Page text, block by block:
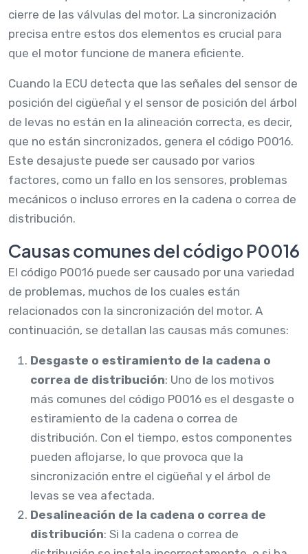
cierre de las válvulas del motor. La sincronización
precisa entre estos dos elementos es crucial para
que el motor funcione de manera eficiente.
Cuando la ECU detecta que las señales del sensor de
posición del cigüeñal y el sensor de posición del árbol
de levas no están en la alineación correcta, es decir,
que no están sincronizados, genera el código P0016.
Este desajuste puede ser causado por varios
factores, como un fallo en los sensores, problemas
mecánicos o incluso errores en la cadena o correa de
distribución.
Causas comunes del código P0016
El código P0016 puede ser causado por una variedad
de problemas, muchos de los cuales están
relacionados con la sincronización del motor. A
continuación, se detallan las causas más comunes:
Desgaste o estiramiento de la cadena o
correa de distribución: Uno de los motivos
más comunes del código P0016 es el desgaste o
estiramiento de la cadena o correa de
distribución. Con el tiempo, estos componentes
pueden aflojarse, lo que provoca que la
sincronización entre el cigüeñal y el árbol de
levas se vea afectada.
Desalineación de la cadena o correa de
distribución: Si la cadena o correa de